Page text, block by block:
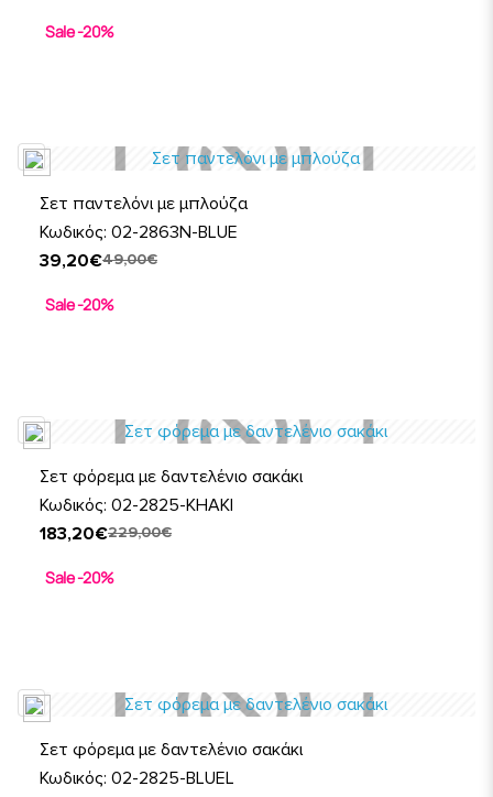
Sale -20%
Σετ παντελόνι με μπλούζα
Κωδικός: 02-2863N-BLUE
39,20€49,00€
Sale -20%
Σετ φόρεμα με δαντελένιο σακάκι
Κωδικός: 02-2825-KHAKI
183,20€229,00€
Sale -20%
Σετ φόρεμα με δαντελένιο σακάκι
Κωδικός: 02-2825-BLUEL